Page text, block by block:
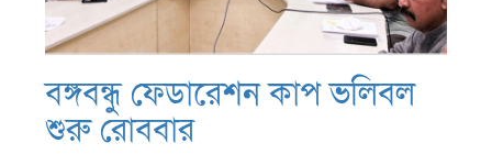
বঙ্গবন্ধু ফেডারেশন কাপ ভলিবল
শুরু রোববার